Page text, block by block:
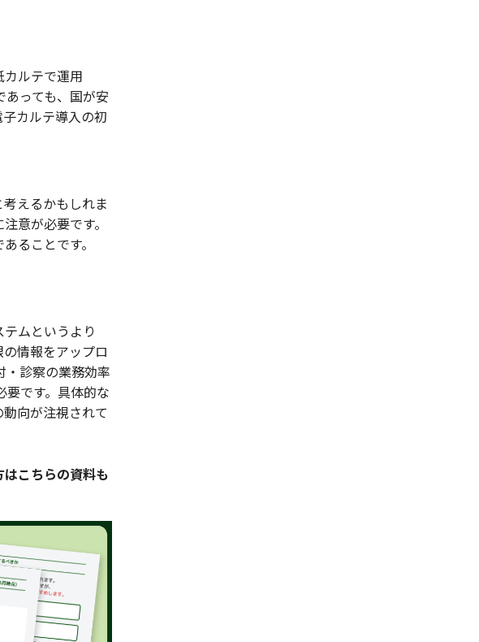
ルテで運用
っても、国が安
カルテ導入の初
えるかもしれま
意が必要です。
ることです。
ムというより
情報をアップロ
・診察の業務効率
要です。具体的な
向が注視されて
こちらの資料も